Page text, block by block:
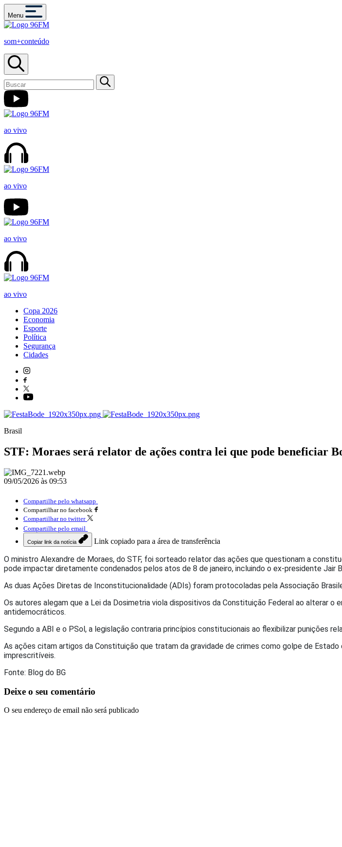
Menu
som+conteúdo
ao vivo
ao vivo
ao vivo
ao vivo
Copa 2026
Economia
Esporte
Política
Segurança
Cidades
Brasil
STF: Moraes será relator de ações contra lei que pode beneficiar
09/05/2026 às 09:53
Compartilhe pelo whatsapp
Compartilhar no facebook
Compartilhar no twitter
Compartilhe pelo email
Copiar link da notícia Link copiado para a área de transferência
O ministro Alexandre de Moraes, do STF, foi sorteado relator das ações que questionam a
pode impactar diretamente condenados pelos atos de 8 de janeiro, incluindo o ex-presidente Jair
As duas Ações Diretas de Inconstitucionalidade (ADIs) foram protocoladas pela Associação
Os autores alegam que a Lei da Dosimetria viola dispositivos da Constituição Federal ao alterar
antidemocráticos.
Segundo a ABI e o PSol, a legislação contraria princípios constitucionais ao flexibilizar punições
As ações citam artigos da Constituição que tratam da gravidade de crimes como golpe de
imprescritíveis.
Fonte: Blog do BG
Deixe o seu comentário
O seu endereço de email não será publicado